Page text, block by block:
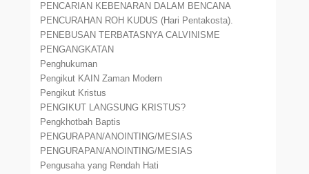
PENCARIAN KEBENARAN DALAM BENCANA
PENCURAHAN ROH KUDUS (Hari Pentakosta).
PENEBUSAN TERBATASNYA CALVINISME
PENGANGKATAN
Penghukuman
Pengikut KAIN Zaman Modern
Pengikut Kristus
PENGIKUT LANGSUNG KRISTUS?
Pengkhotbah Baptis
PENGURAPAN/ANOINTING/MESIAS
PENGURAPAN/ANOINTING/MESIAS
Pengusaha yang Rendah Hati